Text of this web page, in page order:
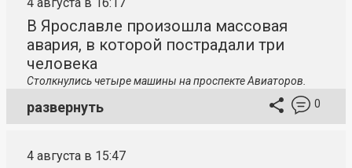
В Ярославле произошла массовая
авария, в которой пострадали три
человека
Столкнулись четыре машины на проспекте Авиаторов.
развернуть 0
4 августа в 15:47